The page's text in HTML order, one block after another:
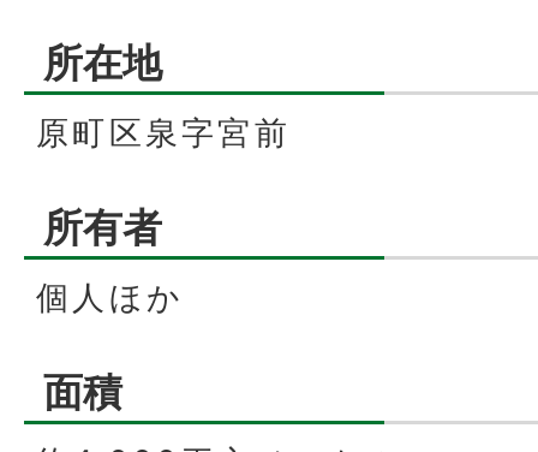
所在地
原町区泉字宮前
所有者
個人ほか
面積